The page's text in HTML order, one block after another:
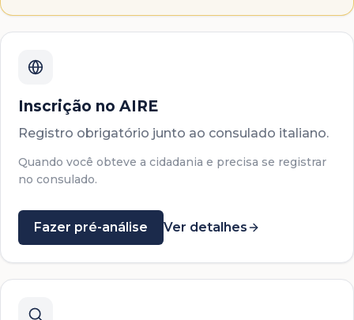
Inscrição no AIRE
Registro obrigatório junto ao consulado italiano.
Quando você obteve a cidadania e precisa se registrar
no consulado.
Fazer pré-análise Ver detalhes